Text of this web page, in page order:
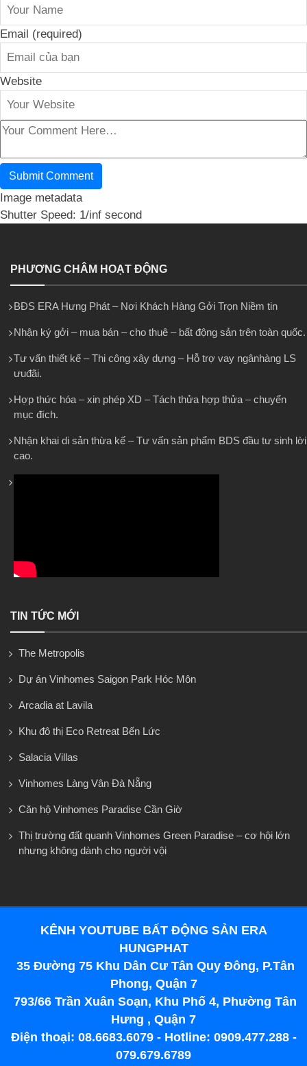
Email (required)
Website
Image metadata
Shutter Speed: 1/inf second
PHƯƠNG CHÂM HOẠT ĐỘNG
BĐS ERA Hưng Phát – Nơi Khách Hàng Gởi Trọn Niềm tin
Nhận ký gởi – mua bán – cho thuê – bất động sản trên toàn quốc.
Tư vấn thiết kế – Thi công xây dựng – Hỗ trợ vay ngânhàng LS
ưuđãi.
Hợp thức hóa – xin phép XD – Tách thửa hợp thửa – chuyển
mục đích.
Nhận khai di sản thừa kế – Tư vấn sản phẩm BDS đầu tư sinh lời
cao.
TIN TỨC MỚI
The Metropolis
Dự án Vinhomes Saigon Park Hóc Môn
Arcadia at Lavila
Khu đô thị Eco Retreat Bến Lức
Salacia Villas
Vinhomes Làng Vân Đà Nẵng
Căn hộ Vinhomes Paradise Cần Giờ
Thị trường đất quanh Vinhomes Green Paradise – cơ hội lớn
nhưng không dành cho người vội
KÊNH YOUTUBE BẤT ĐỘNG SẢN ERA
HUNGPHAT
35 Đường 75 Khu Dân Cư Tân Quy Đông, P.Tân
Phong, Quận 7
793/66 Trần Xuân Soạn, Khu Phố 4, Phường Tân
Hưng , Quận 7
Điện thoại: 08.6683.6079 - Hotline: 0909.477.288 -
079.679.6789